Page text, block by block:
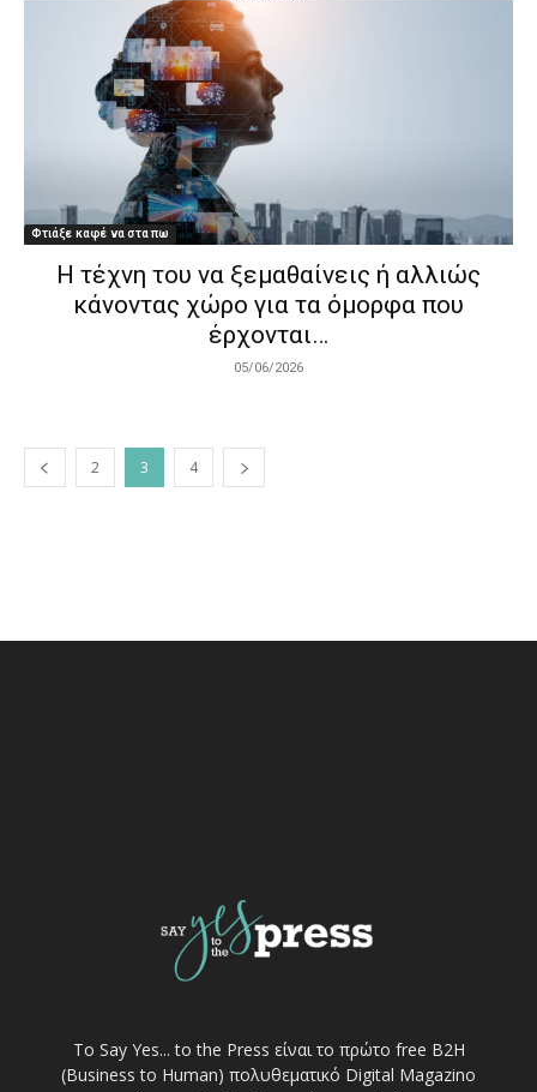
Φτιάξε καφέ να στα πω
Η τέχνη του να ξεμαθαίνεις ή αλλιώς
κάνοντας χώρο για τα όμορφα που
έρχονται…
05/06/2026
2 3 4
Το Say Yes... to the Press είναι το πρώτο free Β2Η
(Business to Human) πολυθεματικό Digital Magazino